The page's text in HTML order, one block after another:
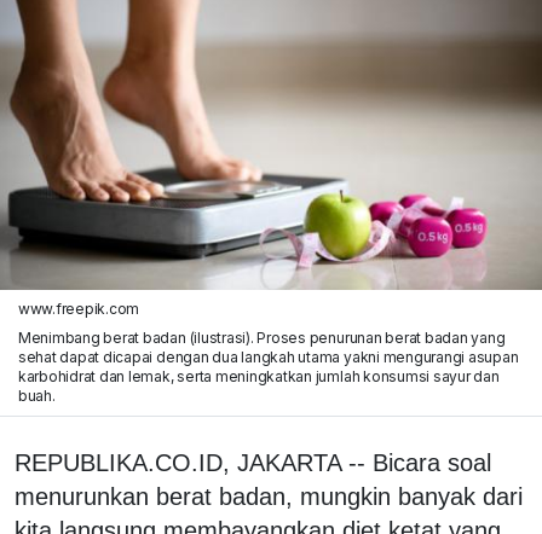
www.freepik.com
Menimbang berat badan (ilustrasi). Proses penurunan berat badan yang
sehat dapat dicapai dengan dua langkah utama yakni mengurangi asupan
karbohidrat dan lemak, serta meningkatkan jumlah konsumsi sayur dan
buah.
REPUBLIKA.CO.ID, JAKARTA -- Bicara soal
menurunkan berat badan, mungkin banyak dari